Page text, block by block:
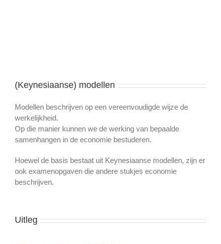
(Keynesiaanse) modellen
Modellen beschrijven op een vereenvoudigde wijze de
werkelijkheid.
Op die manier kunnen we de werking van bepaalde
samenhangen in de economie bestuderen.
Hoewel de basis bestaat uit Keynesiaanse modellen, zijn er
ook examenopgaven die andere stukjes economie
beschrijven.
Uitleg